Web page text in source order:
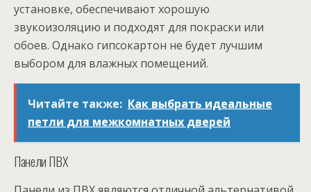
установке, обеспечивают хорошую
звукоизоляцию и подходят для покраски или
обоев. Однако гипсокартон не будет лучшим
выбором для влажных помещений.
Читайте также: Как выбрать идеальные
петли для межкомнатных дверей
Панели ПВХ